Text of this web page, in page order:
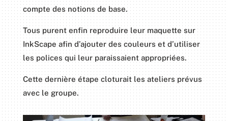
compte des notions de base.
Tous purent enfin reproduire leur maquette sur
InkScape afin d’ajouter des couleurs et d’utiliser
les polices qui leur paraissaient appropriées.
Cette dernière étape cloturait les ateliers prévus
avec le groupe.